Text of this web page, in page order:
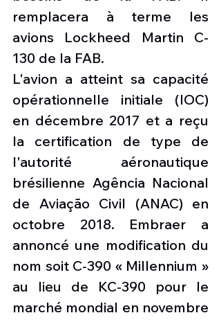
remplacera à terme les
avions Lockheed Martin C-
130 de la FAB.
L'avion a atteint sa capacité
opérationnelle initiale (IOC)
en décembre 2017 et a reçu
la certification de type de
l'autorité aéronautique
brésilienne Agência Nacional
de Aviação Civil (ANAC) en
octobre 2018. Embraer a
annoncé une modification du
nom soit C-390 « Millennium »
au lieu de KC-390 pour le
marché mondial en novembre